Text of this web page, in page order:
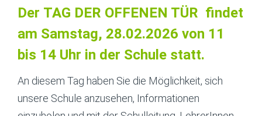
Der TAG DER OFFENEN TÜR findet
am Samstag, 28.02.2026 von 11
bis 14 Uhr in der Schule statt.
An diesem Tag haben Sie die Möglichkeit, sich
unsere Schule anzusehen, Informationen